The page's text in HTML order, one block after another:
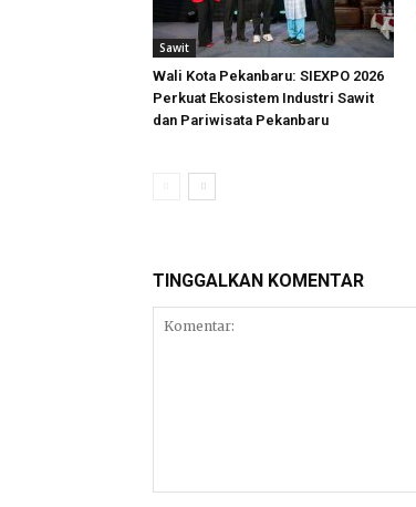
Sawit
Wali Kota Pekanbaru: SIEXPO 2026
Perkuat Ekosistem Industri Sawit
dan Pariwisata Pekanbaru
TINGGALKAN KOMENTAR